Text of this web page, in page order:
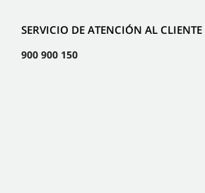
SERVICIO DE ATENCIÓN AL CLIENTE
900 900 150